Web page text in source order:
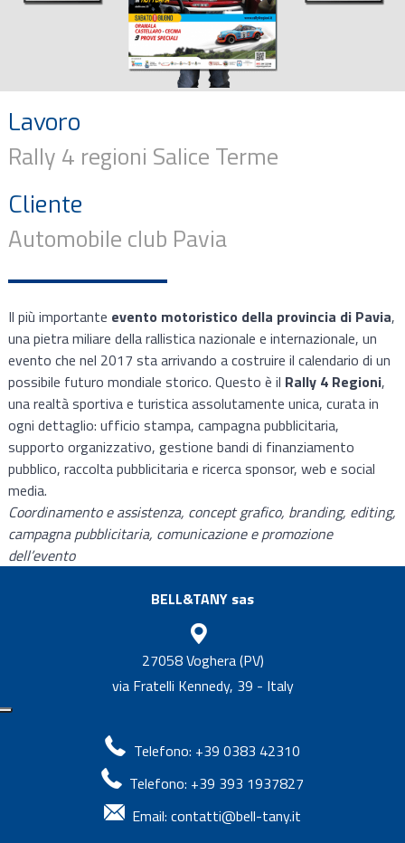
Lavoro
Rally 4 regioni Salice Terme
Cliente
Automobile club Pavia
Il più importante evento motoristico della provincia di Pavia,
una pietra miliare della rallistica nazionale e internazionale, un
evento che nel 2017 sta arrivando a costruire il calendario di un
possibile futuro mondiale storico. Questo è il Rally 4 Regioni,
una realtà sportiva e turistica assolutamente unica, curata in
ogni dettaglio: ufficio stampa, campagna pubblicitaria,
supporto organizzativo, gestione bandi di finanziamento
pubblico, raccolta pubblicitaria e ricerca sponsor, web e social
media.
Coordinamento e assistenza, concept grafico, branding, editing,
campagna pubblicitaria, comunicazione e promozione
dell’evento
BELL&TANY sas
27058 Voghera (PV)
via Fratelli Kennedy, 39 - Italy
Telefono: +39 0383 42310
Telefono: +39 393 1937827
Email:contatti@bell-tany.it